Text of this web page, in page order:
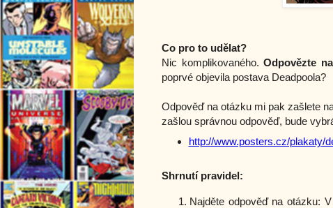
Co pro to udělat?
Nic komplikovaného.Odpovězte
poprvé objevila postava Deadpoola?
Odpověď na otázku mi pak zašlete
zašlou správnou odpověď, bude
http://www.posters.cz/plakaty/
Shrnutí pravidel:
Najděte odpověď na otázku: